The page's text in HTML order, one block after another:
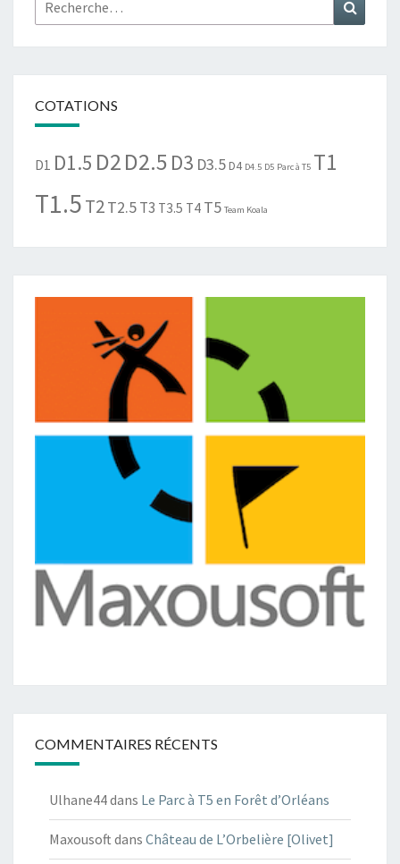
COTATIONS
D1 D1.5 D2D2.5 D3 D3.5 D4 D4.5 D5 Parc à T5 T1
T1.5T2T2.5T3 T3.5 T4 T5 Team Koala
COMMENTAIRES RÉCENTS
Ulhane44dans Le Parc à T5 en Forêt d’Orléans
Maxousoftdans Château de L’Orbelière [Olivet]